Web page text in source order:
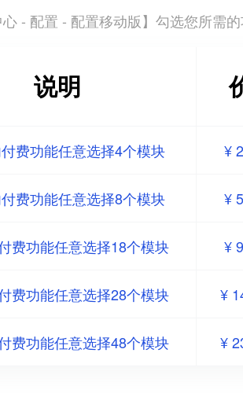
- 配置 - 配置移动版】勾选您所需
说明
费功能任意选择4个模块 ¥
费功能任意选择8个模块 ¥
费功能任意选择18个模块 ¥
费功能任意选择28个模块 ¥
费功能任意选择48个模块 ¥